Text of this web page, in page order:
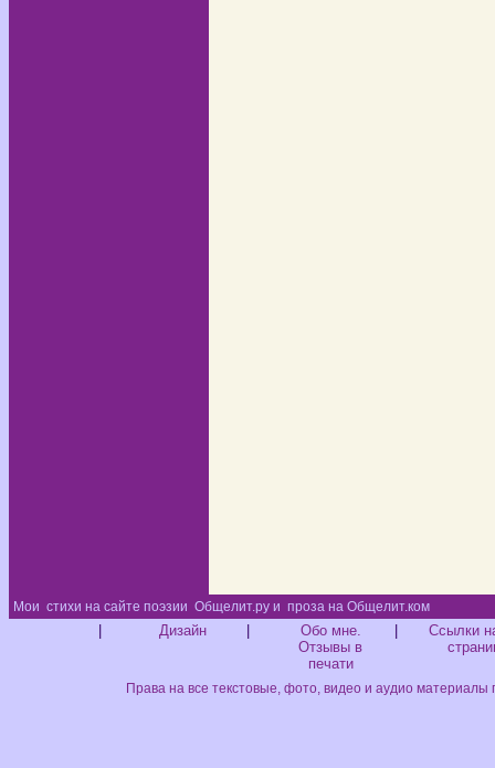
Мои стихи на сайте поэзии Общелит.ру и проза на Общелит.ком
Дизайн
Обо мне.
Отзывы в
печати
Ссылки
Права на все текстовые, фото, видео и аудио